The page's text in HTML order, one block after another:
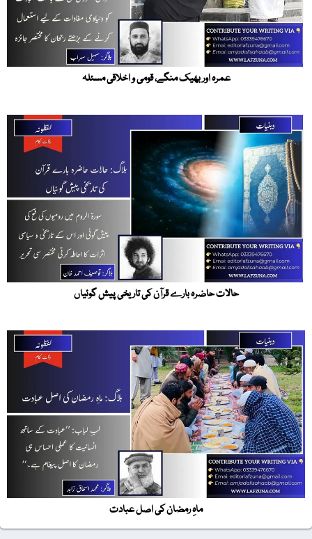
عمرہ اور بھیک منگے، قومی و اخلاقی مسئلہ
حالات حاضرہ بارے قرآن کی تاریخی پیش گوئیاں
ماہِ رمضان کی اصل عبادت